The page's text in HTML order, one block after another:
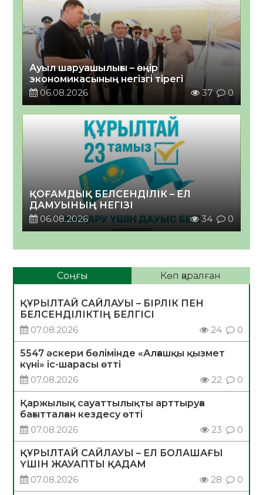
Ауыл шаруашылығы – өңір
экономикасының негізгі тірегі
06.08.2026
37 0
ҚОҒАМДЫҚ БЕЛСЕНДІЛІК – ЕЛ
ДАМУЫНЫҢ НЕГІЗІ
06.08.2026
34 0
Соңғы Көп қаралған
ҚҰРЫЛТАЙ САЙЛАУЫ – БІРЛІК ПЕН
БЕЛСЕНДІЛІКТІҢ БЕЛГІСІ
07.08.2026
24 0
5547 әскери бөлімінде «Алғашқы қызмет
күні» іс-шарасы өтті
07.08.2026
22 0
Қаржылық сауаттылықты арттыруға
бағытталған кездесу өтті
07.08.2026
23 0
ҚҰРЫЛТАЙ САЙЛАУЫ – ЕЛ БОЛАШАҒЫ
ҮШІН ЖАУАПТЫ ҚАДАМ
07.08.2026
28 0